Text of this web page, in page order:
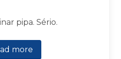
pipa. Sério.
more